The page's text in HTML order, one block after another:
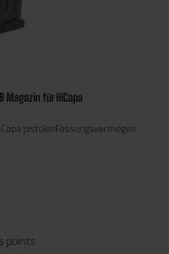
Magazin für HiCapa
pistolenFassungsvermögen
points